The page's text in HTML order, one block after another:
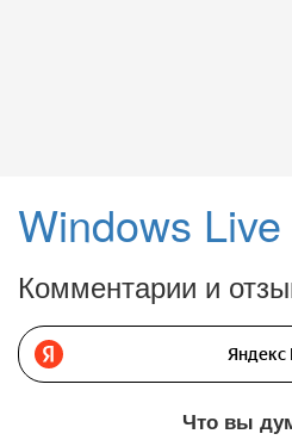
Windows
Комментарии и